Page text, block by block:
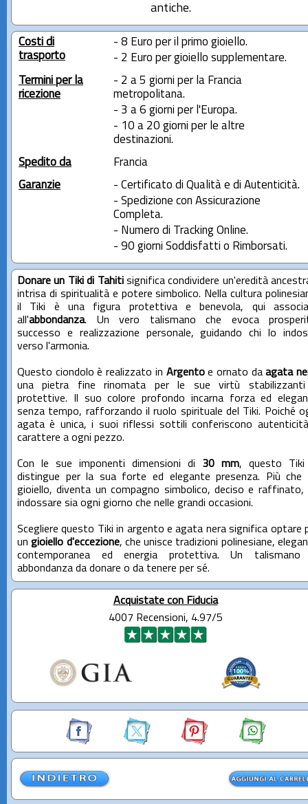
antiche.
Costi di
trasporto
- 8 Euro per il primo gioiello.
- 2 Euro per gioiello supplementare.
Termini per la
ricezione
- 2 a 5 giorni per la Francia
metropolitana.
- 3 a 6 giorni per l'Europa.
- 10 a 20 giorni per le altre
destinazioni.
Spedito da
Francia
Garanzie
- Certificato di Qualità e di Autenticità.
- Spedizione con Assicurazione
Completa.
- Numero di Tracking Online.
- 90 giorni Soddisfatti o Rimborsati.
Donare un Tiki di Tahitisignifica condividere un'eredità
intrisa di spiritualità e potere simbolico. Nella cultura
il Tiki è una figura protettiva e benevola, qui
all'abbondanza. Un vero talismano che evoca
successo e realizzazione personale, guidando chi lo
verso l'armonia.
Questo ciondolo è realizzato in Argentoe ornato daagata
una pietra fine rinomata per le sue virtù
protettive. Il suo colore profondo incarna forza ed
senza tempo, rafforzando il ruolo spirituale del Tiki. Poiché
agata è unica, i suoi riflessi sottili conferiscono
carattere a ogni pezzo.
Con le sue imponenti dimensioni di 30 mm, questo
distingue per la sua forte ed elegante presenza. Più che
gioiello, diventa un compagno simbolico, deciso e raffinato,
indossare sia ogni giorno che nelle grandi occasioni.
Scegliere questo Tiki in argento e agata nera significa optare
ungioiello d'eccezione, che unisce tradizioni polinesiane,
contemporanea ed energia protettiva. Un talismano
abbondanza da donare o da tenere per sé.
Acquistate con Fiducia
4007 Recensioni, 4.97/5